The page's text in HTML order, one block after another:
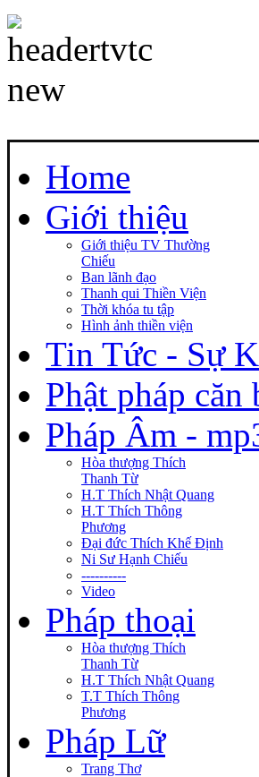
Home
Giới thiệu
Giới thiệu TV Thường
Chiếu
Ban lãnh đạo
Thanh qui Thiền Viện
Thời khóa tu tập
Hình ảnh thiền viện
Tin Tức - Sự
Phật pháp căn
Pháp Âm -
Hòa thượng Thích
Thanh Từ
H.T Thích Nhật Quang
H.T Thích Thông
Phương
Đại đức Thích Khế Định
Ni Sư Hạnh Chiếu
----------
Video
Pháp thoại
Hòa thượng Thích
Thanh Từ
H.T Thích Nhật Quang
T.T Thích Thông
Phương
Pháp Lữ
Trang Thơ